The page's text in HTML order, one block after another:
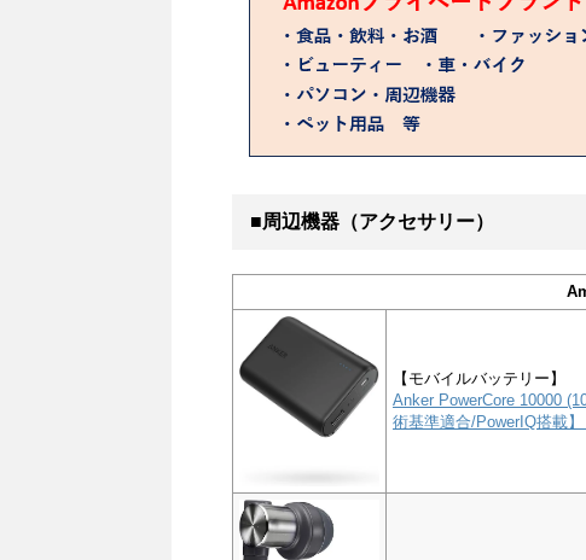
■周辺機器（アクセサリー）
【モバイルバッテリー】
Anker PowerCore 10000
術基準適合/PowerIQ搭載